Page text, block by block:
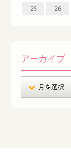
25
26
アーカイブ